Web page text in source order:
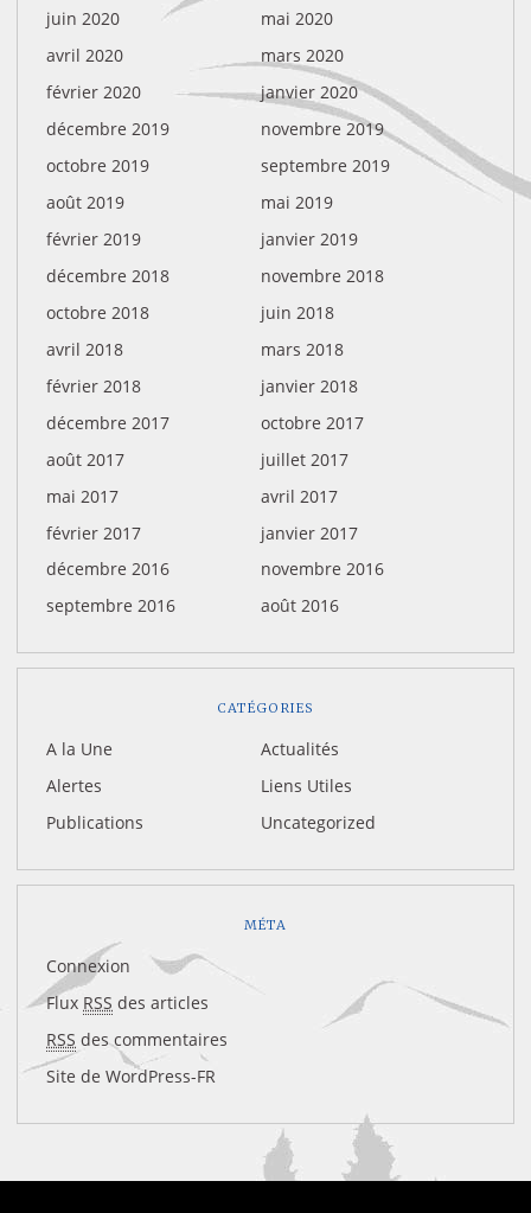
juin 2020
mai 2020
avril 2020
mars 2020
février 2020
janvier 2020
décembre 2019
novembre 2019
octobre 2019
septembre 2019
août 2019
mai 2019
février 2019
janvier 2019
décembre 2018
novembre 2018
octobre 2018
juin 2018
avril 2018
mars 2018
février 2018
janvier 2018
décembre 2017
octobre 2017
août 2017
juillet 2017
mai 2017
avril 2017
février 2017
janvier 2017
décembre 2016
novembre 2016
septembre 2016
août 2016
CATÉGORIES
A la Une
Actualités
Alertes
Liens Utiles
Publications
Uncategorized
MÉTA
Connexion
Flux RSS des articles
RSS des commentaires
Site de WordPress-FR